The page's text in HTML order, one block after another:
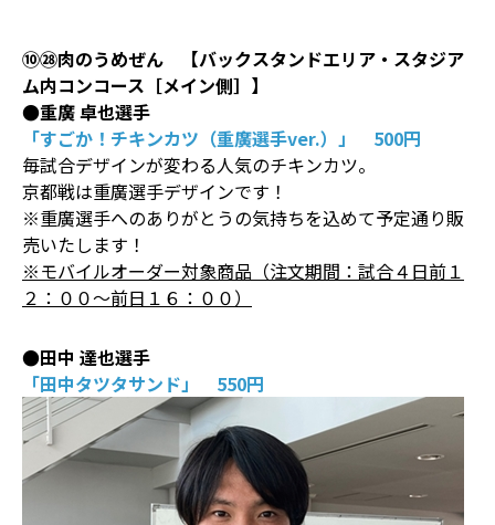
⑩㉘肉のうめぜん 【バックスタンドエリア・スタジア
ム内コンコース［メイン側］】
●重廣 卓也選手
「すごか！チキンカツ（重廣選手ver.）」 500円
毎試合デザインが変わる人気のチキンカツ。
京都戦は重廣選手デザインです！
※重廣選手へのありがとうの気持ちを込めて予定通り販
売いたします！
※モバイルオーダー対象商品（注文期間：試合４日前１
２：００～前日１６：００）
●田中 達也選手
「田中タツタサンド」 550円